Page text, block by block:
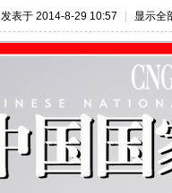
发表于 2014-8-29 10:57 显示全